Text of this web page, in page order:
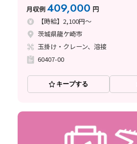
月収例409,000 円
【時給】2,100円～
茨城県龍ケ崎市
玉掛け・クレーン、溶接
60407-00
キープする